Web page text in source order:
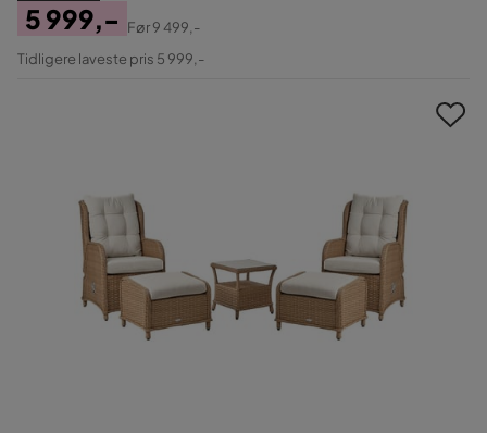
Pris
5 999,-
Original
Før9 499,-
Tidligere laveste pris 5 999,-